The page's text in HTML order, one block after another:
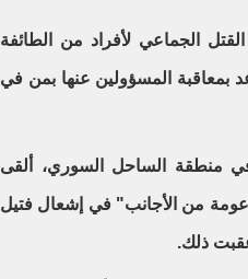
الجماعي لأفراد من الطائفة
بمعاقبة المسؤولين عنها بمن في
الاشتباكات في منطقة الساحل السوري، ألقى
من الأجانب" في إشعال فتيل
ذلك.